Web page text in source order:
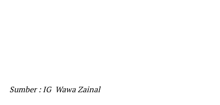
Sumber : IG Wawa Zainal